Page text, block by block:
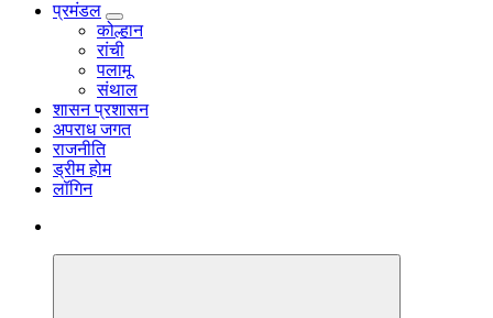
नज़र हर खबर पर
प्रमंडल
कोल्हान
रांची
पलामू
संथाल
शासन प्रशासन
अपराध जगत
राजनीति
ड्रीम होम
लॉगिन